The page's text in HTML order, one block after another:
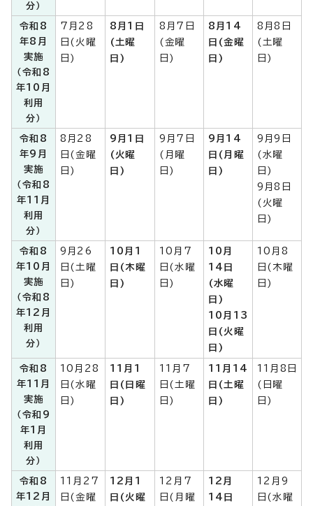
分）
令和8
年8月
実施
（令和8
年10月
利用
分）
7月28
日(火曜
日)
8月1日
(土曜
日)
8月7日
(金曜
日)
8月14
日(金曜
日)
8月8日
(土曜
日)
令和8
年9月
実施
（令和8
年11月
利用
分）
8月28
日(金曜
日)
9月1日
(火曜
日)
9月7日
(月曜
日)
9月14
日(月曜
日)
9月9日
(水曜
日)
9月8日
(火曜
日)
令和8
年10月
実施
（令和8
年12月
利用
分）
9月26
日(土曜
日)
10月1
日(木曜
日)
10月7
日(水曜
日)
10月
14日
(水曜
日)
10月13
日(火曜
日)
10月8
日(木曜
日)
令和8
年11月
実施
（令和9
年1月
利用
分）
10月28
日(水曜
日)
11月1
日(日曜
日)
11月7
日(土曜
日)
11月14
日(土曜
日)
11月8日
(日曜
日)
令和8
年12月
11月27
日(金曜
12月1
日(火曜
12月7
日(月曜
12月
14日
12月9
日(水曜